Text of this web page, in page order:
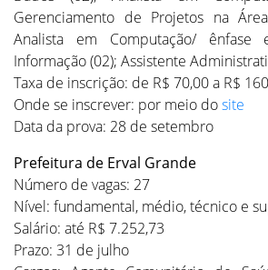
Gerenciamento de Projetos na
Analista em Computação/ ênfase
Informação (02); Assistente
Taxa de inscrição: de R$ 70,00 a R$
Onde se inscrever: por meio dosite
Data da prova: 28 de setembro
Prefeitura de Erval Grande
Número de vagas: 27
Nível: fundamental, médio, técnico e
Salário: até R$ 7.252,73
Prazo: 31 de julho